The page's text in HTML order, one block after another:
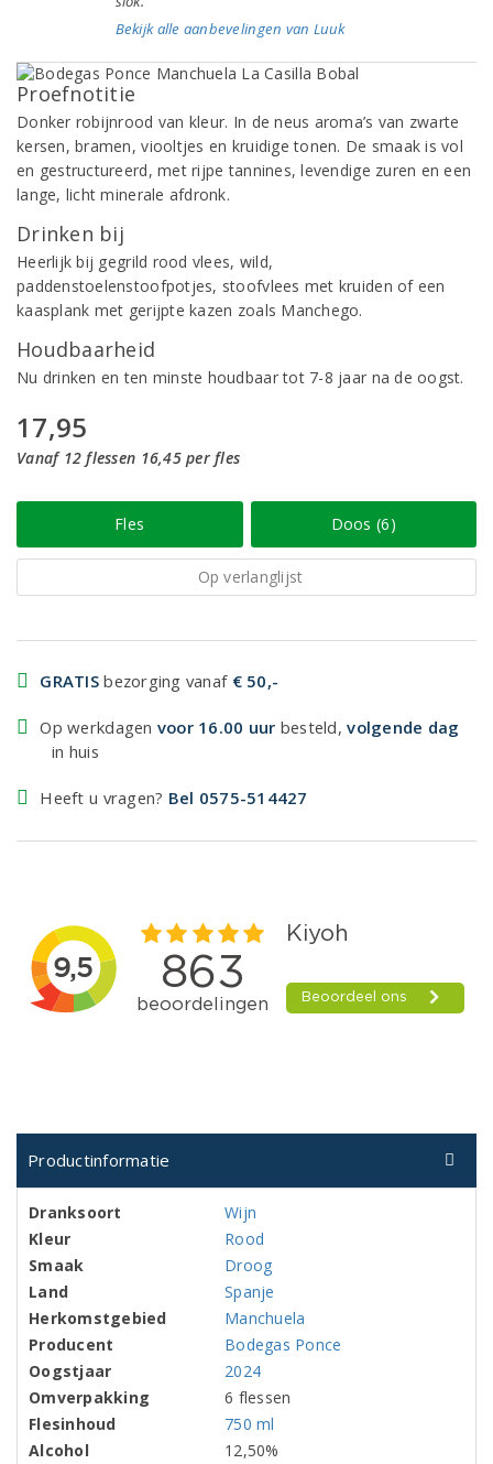
Bekijk alle aanbevelingen van Luuk
Proefnotitie
Donker robijnrood van kleur. In de neus aroma’s van zwarte
kersen, bramen, viooltjes en kruidige tonen. De smaak is vol
en gestructureerd, met rijpe tannines, levendige zuren en een
lange, licht minerale afdronk.
Drinken bij
Heerlijk bij gegrild rood vlees, wild,
paddenstoelenstoofpotjes, stoofvlees met kruiden of een
kaasplank met gerijpte kazen zoals Manchego.
Houdbaarheid
Nu drinken en ten minste houdbaar tot 7-8 jaar na de oogst.
17,95
Vanaf 12 flessen 16,45 per fles
Fles Doos (6)
Op verlanglijst
GRATIS bezorging vanaf € 50,-
Op werkdagen voor 16.00 uur besteld,volgende dag
in huis
Heeft u vragen? Bel 0575-514427
Productinformatie
Dranksoort
Wijn
Kleur
Rood
Smaak
Droog
Land
Spanje
Herkomstgebied
Manchuela
Producent
Bodegas Ponce
Oogstjaar
2024
Omverpakking
6 flessen
Flesinhoud
750 ml
Alcohol
12,50%